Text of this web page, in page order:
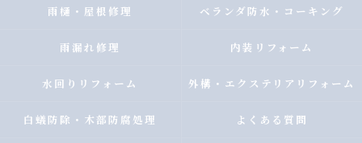
雨樋・屋根修理 ベランダ防水・コーキング
雨漏れ修理 内装リフォーム
水回りリフォーム 外構・エクステリアリフォーム
白蟻防除・木部防腐処理 よくある質問